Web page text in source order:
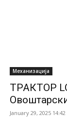
Механизација
ТРАКТОР
January 29, 2025 14:42